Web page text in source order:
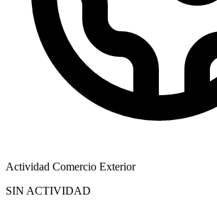
Actividad Comercio Exterior
SIN ACTIVIDAD